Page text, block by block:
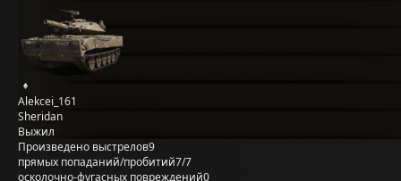
Alekcei_161
Sheridan
Выжил
Произведено выстрелов9
прямых попаданий/пробитий7/7
осколочно-фугасных повреждений0